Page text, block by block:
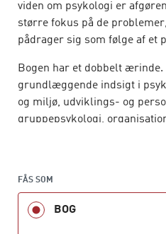
viden om psykologi er
større fokus på de
pådrager sig som følge af et
Bogen har et dobbelt
grundlæggende indsigt i
og miljø, udviklings- og
gruppepsykologi,
afhøringspsykologi og
FÅS SOM
BOG